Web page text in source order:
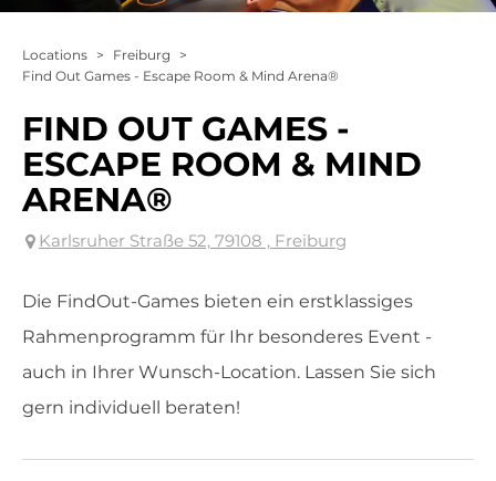
Locations > Freiburg
>
Find Out Games - Escape Room & Mind Arena®
FIND OUT GAMES -
ESCAPE ROOM & MIND
ARENA®
Karlsruher Straße 52, 79108 , Freiburg
Die FindOut-Games bieten ein erstklassiges
Rahmenprogramm für Ihr besonderes Event -
auch in Ihrer Wunsch-Location. Lassen Sie sich
gern individuell beraten!